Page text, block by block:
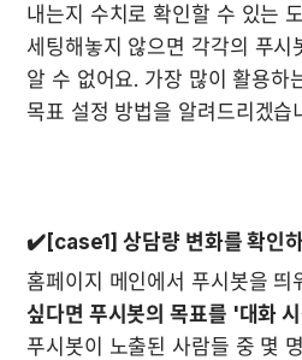
내는지 수치로 확인할 수 있는
세팅해놓지 않으면 각각의 푸시
알 수 없어요. 가장 많이 활용하
목표 설정 방법을 알려드리겠습
✔️[case1] 상담량 변화를 확인
홈페이지 메인에서 푸시봇을
싶다면 푸시봇의 목표를 '대화
푸시봇이 노출된 사람들 중 몇